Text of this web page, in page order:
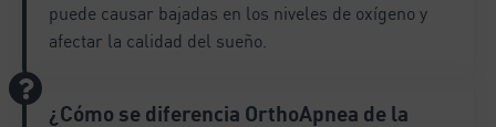
puede causar bajadas en los niveles de oxígeno y
afectar la calidad del sueño.
¿Cómo se diferencia OrthoApnea de la